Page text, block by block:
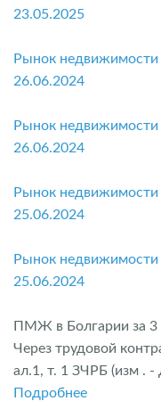
23.05.2025
Рынок недвижимости
26.06.2024
Рынок
26.06.2024
Рынок недвижимости
25.06.2024
Рынок недвижимости
25.06.2024
ПМЖ в Болгарии за 3
Через трудовой
ал.1, т. 1 ЗЧРБ (изм . -
Подробнее